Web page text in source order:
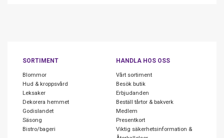
SORTIMENT
Blommor
Hud & kroppsvård
Leksaker
Dekorera hemmet
Godislandet
Säsong
Bistro/bageri
HANDLA HOS OSS
Vårt sortiment
Besök butik
Erbjudanden
Beställ tårtor & bakverk
Medlem
Presentkort
Viktig säkerhetsinformation &